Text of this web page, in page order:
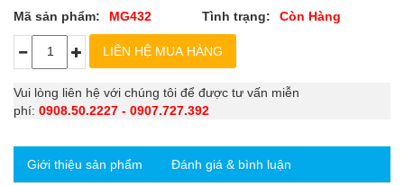
Mã sản phẩm: MG432 Tình trạng: Còn Hàng
Vui lòng liên hệ với chúng tôi để được tư vấn miễn
phí: 0908.50.2227 - 0907.727.392
Giới thiệu sản phẩm Đánh giá & bình luận